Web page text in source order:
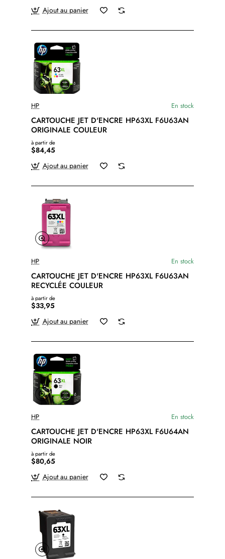
Ajout au panier
HP En stock
CARTOUCHE JET D'ENCRE HP63XL F6U63AN
ORIGINALE COULEUR
à partir de
$84,45
Ajout au panier
HP En stock
CARTOUCHE JET D'ENCRE HP63XL F6U63AN
RECYCLÉE COULEUR
à partir de
$33,95
Ajout au panier
HP En stock
CARTOUCHE JET D'ENCRE HP63XL F6U64AN
ORIGINALE NOIR
à partir de
$80,65
Ajout au panier